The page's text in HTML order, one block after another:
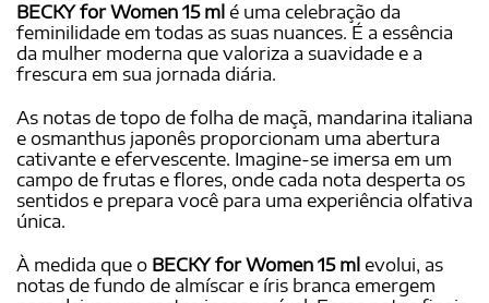
BECKY for Women 15 ml é uma celebração da
feminilidade em todas as suas nuances. É a essência
da mulher moderna que valoriza a suavidade e a
frescura em sua jornada diária.
As notas de topo de folha de maçã, mandarina italiana
e osmanthus japonês proporcionam uma abertura
cativante e efervescente. Imagine-se imersa em um
campo de frutas e flores, onde cada nota desperta os
sentidos e prepara você para uma experiência olfativa
única.
À medida que o BECKY for Women 15 ml evolui, as
notas de fundo de almíscar e íris branca emergem